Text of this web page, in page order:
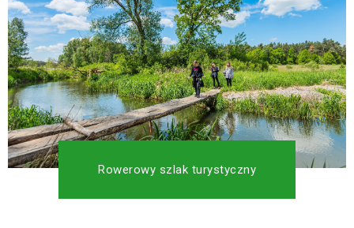
Rowerowy szlak turystyczny